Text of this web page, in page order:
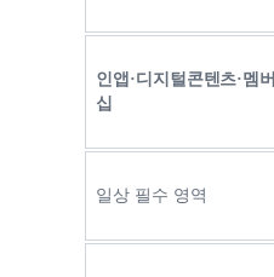
인앱·디지털콘텐츠·멤버
십
일상 필수 영역